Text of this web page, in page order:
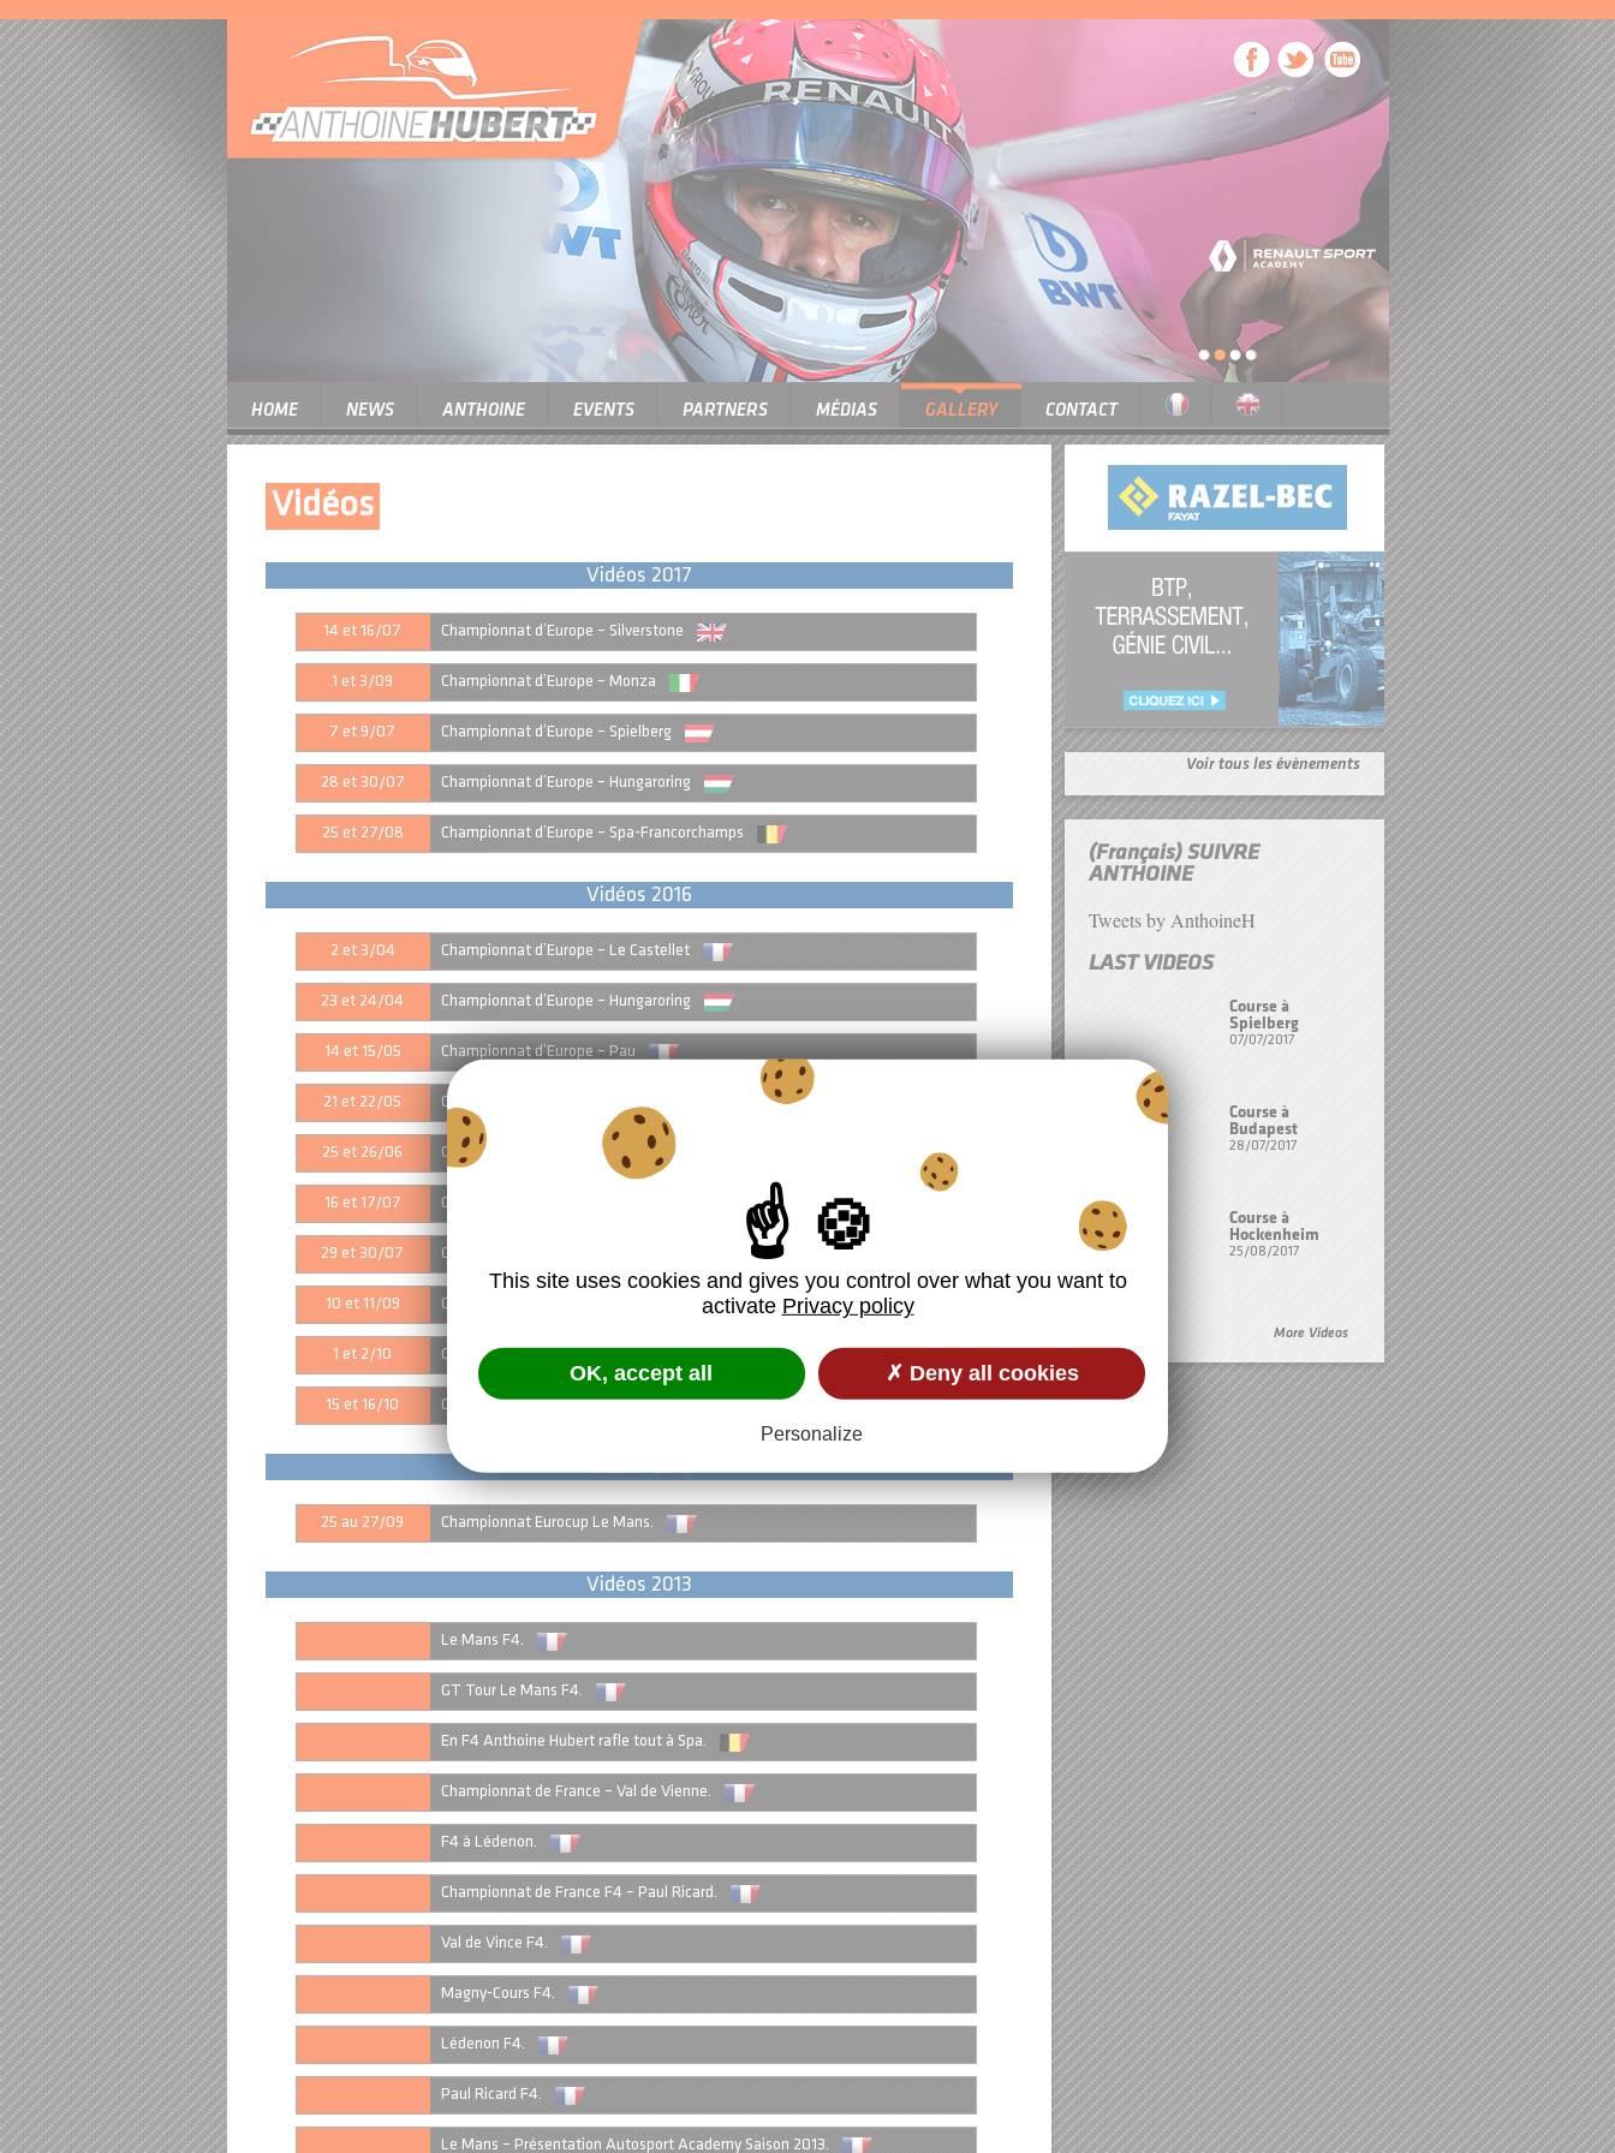
1 2 3 4
HOME NEWS ANTHOINE EVENTS PARTNERS MÉDIAS GALLERY CONTACT
Vidéos
Vidéos 2017
14 et 16/07 Championnat d’Europe – Silverstone
1 et 3/09 Championnat d’Europe – Monza
7 et 9/07 Championnat d’Europe – Spielberg
28 et 30/07 Championnat d’Europe – Hungaroring
25 et 27/08 Championnat d’Europe – Spa-Francorchamps
Vidéos 2016
2 et 3/04 Championnat d’Europe – Le Castellet
23 et 24/04 Championnat d’Europe – Hungaroring
14 et 15/05 Championnat d’Europe – Pau
21 et 22/05 Championnat d’Europe – Red Bull Ring
25 et 26/06 Championnat d’Europe – Norisring
16 et 17/07 Championnat d’Europe – Zandvoort
29 et 30/07 Championnat d’Europe – Spa-Francorchamps
10 et 11/09 Championnat d’Europe – Nürburgring
1 et 2/10 Championnat d’Europe – Imola
15 et 16/10 Championnat d’Europe – Hockenheim
Vidéos 2015
25 au 27/09 Championnat Eurocup Le Mans.
Vidéos 2013
Le Mans F4.
GT Tour Le Mans F4.
En F4 Anthoine Hubert rafle tout à Spa.
Championnat de France – Val de Vienne.
F4 à Lédenon.
Championnat de France F4 – Paul Ricard.
Val de Vince F4.
Magny-Cours F4.
Lédenon F4.
Paul Ricard F4.
Le Mans – Présentation Autosport Academy Saison 2013.
Voir tous les évènements
(Français) SUIVRE
ANTHOINE
Tweets by AnthoineH
LAST VIDEOS
Course à
Spielberg
07/07/2017
Course à
Budapest
28/07/2017
Course à
Hockenheim
25/08/2017
More Videos
This site uses cookies and gives you control over what you want to
activate Privacy policy
OK, accept all ✗ Deny all cookies
Personalize